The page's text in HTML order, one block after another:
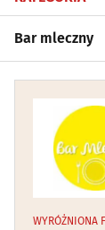
Bar mleczny
Azjatycka
(18)
Bar mleczny
Bistro(10)
WYRÓŻNIONA